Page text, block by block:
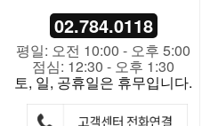
02.784.0118
평일: 오전 10:00 - 오후 5:00
점심: 12:30 - 오후 1:30
토, 일, 공휴일은 휴무입니다.